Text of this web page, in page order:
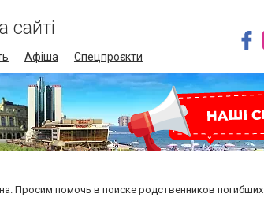
сайті
Афіша Спецпроєкти
Просим помочь в поиске родственников погибших